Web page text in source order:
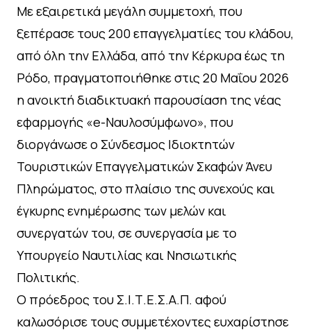
Με εξαιρετικά μεγάλη συμμετοχή, που
ξεπέρασε τους 200 επαγγελματίες του κλάδου,
από όλη την Ελλάδα, από την Κέρκυρα έως τη
Ρόδο, πραγματοποιήθηκε στις 20 Μαΐου 2026
η ανοικτή διαδικτυακή παρουσίαση της νέας
εφαρμογής «e-Ναυλοσύμφωνο», που
διοργάνωσε ο Σύνδεσμος Ιδιοκτητών
Τουριστικών Επαγγελματικών Σκαφών Άνευ
Πληρώματος, στο πλαίσιο της συνεχούς και
έγκυρης ενημέρωσης των μελών και
συνεργατών του, σε συνεργασία με το
Υπουργείο Ναυτιλίας και Νησιωτικής
Πολιτικής.
Ο πρόεδρος του Σ.Ι.Τ.Ε.Σ.Α.Π. αφού
καλωσόρισε τους συμμετέχοντες ευχαρίστησε